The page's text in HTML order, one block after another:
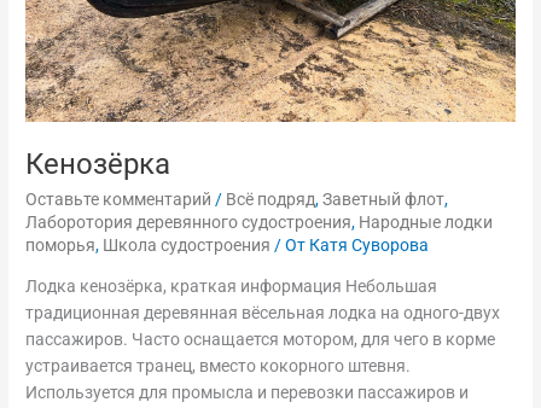
Кенозёрка
Оставьте комментарий / Всё подряд,Заветный флот,
Лаборотория деревянного судостроения, Народные лодки
поморья, Школа судостроения / От Катя Суворова
Лодка кенозёрка, краткая информация Небольшая
традиционная деревянная вёсельная лодка на одного-двух
пассажиров. Часто оснащается мотором, для чего в корме
устраивается транец, вместо кокорного штевня.
Используется для промысла и перевозки пассажиров и